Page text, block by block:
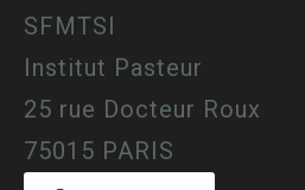
SFMTSI
Institut Pasteur
25 rue Docteur Roux
75015 PARIS